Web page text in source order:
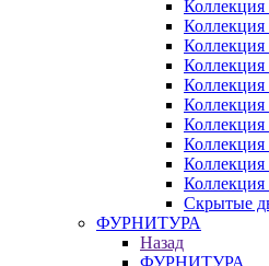
Скрытые
ФУРНИТУРА
Назад
ФУРНИТУРА